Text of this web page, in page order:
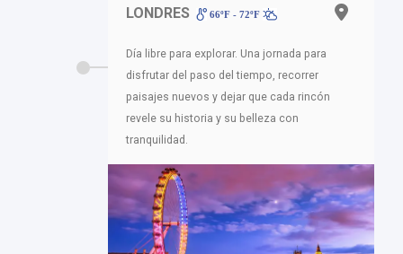
LONDRES 66ºF - 72ºF
Día libre para explorar. Una jornada para
disfrutar del paso del tiempo, recorrer
paisajes nuevos y dejar que cada rincón
revele su historia y su belleza con
tranquilidad.